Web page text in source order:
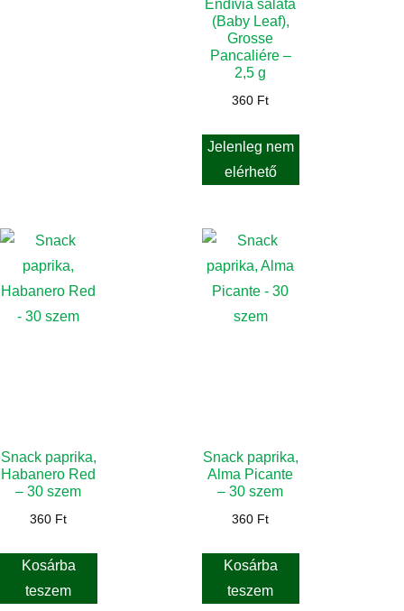
Endívia saláta
(Baby Leaf),
Grosse
Pancaliére –
2,5 g
360 Ft
Jelenleg nem
elérhető
Snack paprika,
Habanero Red
– 30 szem
360 Ft
Kosárba
teszem
Snack paprika,
Alma Picante
– 30 szem
360 Ft
Kosárba
teszem